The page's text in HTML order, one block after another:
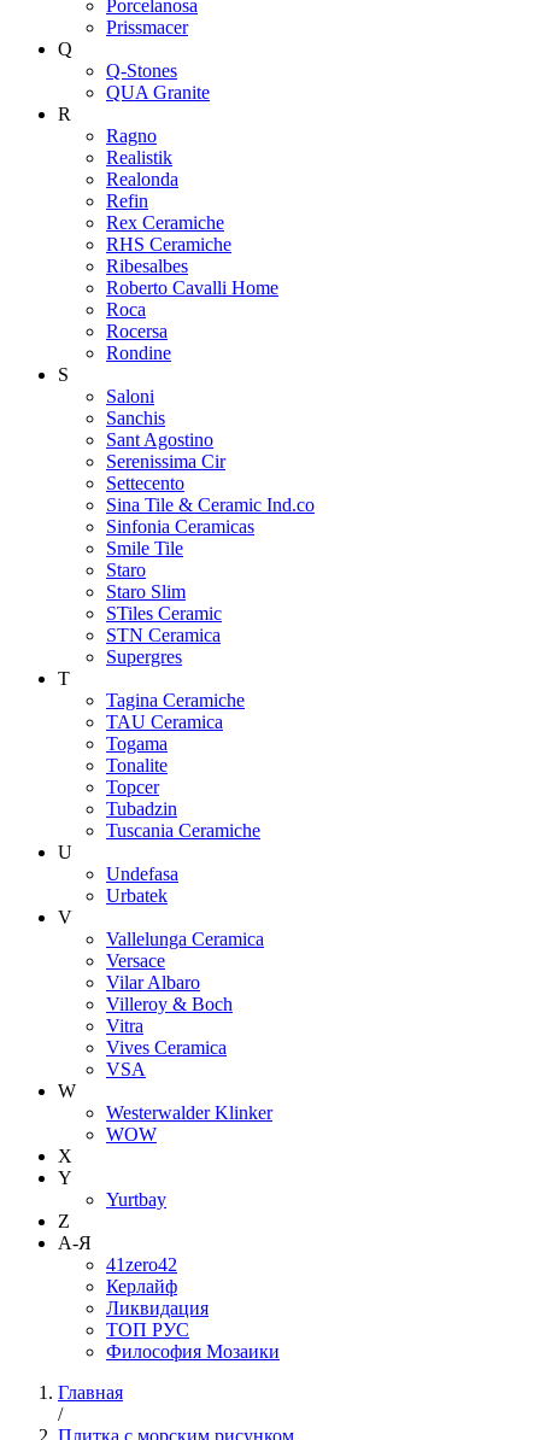
Porcelanosa
Prissmacer
Q
Q-Stones
QUA Granite
R
Ragno
Realistik
Realonda
Refin
Rex Ceramiche
RHS Ceramiche
Ribesalbes
Roberto Cavalli Home
Roca
Rocersa
Rondine
S
Saloni
Sanchis
Sant Agostino
Serenissima Cir
Settecento
Sina Tile & Ceramic Ind.co
Sinfonia Ceramicas
Smile Tile
Staro
Staro Slim
STiles Ceramic
STN Ceramica
Supergres
T
Tagina Ceramiche
TAU Ceramica
Togama
Tonalite
Topcer
Tubadzin
Tuscania Ceramiche
U
Undefasa
Urbatek
V
Vallelunga Ceramica
Versace
Vilar Albaro
Villeroy & Boch
Vitra
Vives Ceramica
VSA
W
Westerwalder Klinker
WOW
X
Y
Yurtbay
Z
А-Я
41zero42
Керлайф
Ликвидация
ТОП РУС
Философия Мозаики
Главная
/
Плитка с морским рисунком